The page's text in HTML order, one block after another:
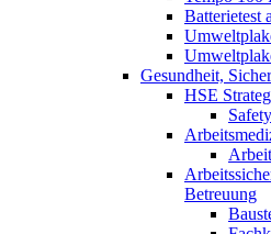
Batterietest
Gesundheit,
HSE
Betreuung